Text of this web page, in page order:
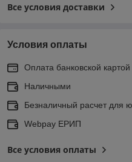
Все условия доставки
Условия оплаты
Оплата банковской картой
Наличными
Безналичный расчет для
Webpay ЕРИП
Все условия оплаты